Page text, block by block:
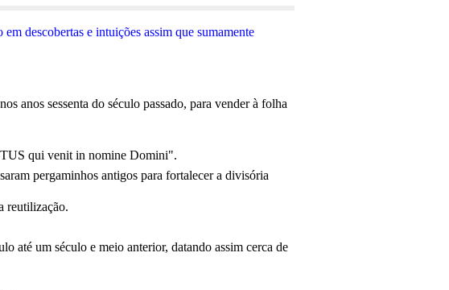
descobertas e intuições assim que sumamente
anos sessenta do século passado, para vender à folha
qui venit in nomine Domini".
pergaminhos antigos para fortalecer a divisória
reutilização.
até um século e meio anterior, datando assim cerca de